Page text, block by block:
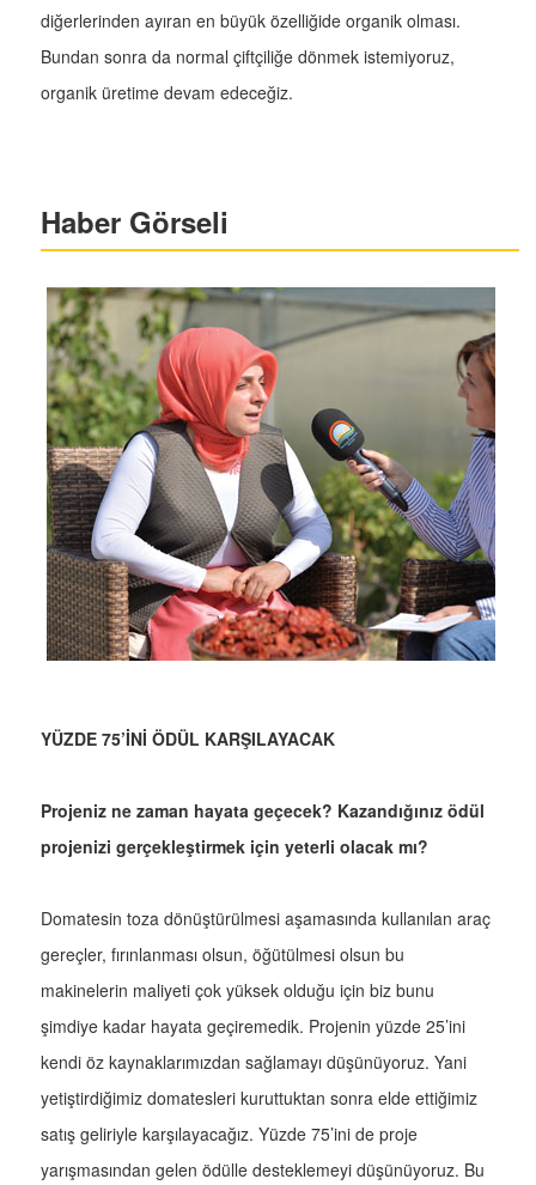
diğerlerinden ayıran en büyük özelliğide organik olması.
Bundan sonra da normal çiftçiliğe dönmek istemiyoruz,
organik üretime devam edeceğiz.
Haber Görseli
YÜZDE 75’İNİ ÖDÜL KARŞILAYACAK
Projeniz ne zaman hayata geçecek? Kazandığınız ödül
projenizi gerçekleştirmek için yeterli olacak mı?
Domatesin toza dönüştürülmesi aşamasında kullanılan araç
gereçler, fırınlanması olsun, öğütülmesi olsun bu
makinelerin maliyeti çok yüksek olduğu için biz bunu
şimdiye kadar hayata geçiremedik. Projenin yüzde 25’ini
kendi öz kaynaklarımızdan sağlamayı düşünüyoruz. Yani
yetiştirdiğimiz domatesleri kuruttuktan sonra elde ettiğimiz
satış geliriyle karşılayacağız. Yüzde 75’ini de proje
yarışmasından gelen ödülle desteklemeyi düşünüyoruz. Bu